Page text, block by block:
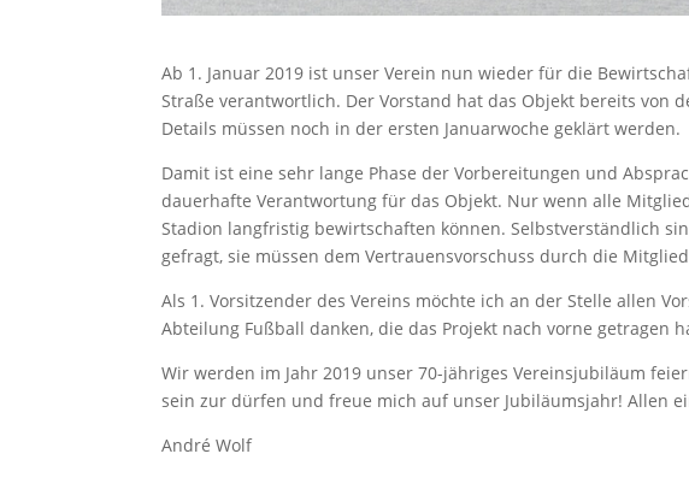
Ab 1. Januar 2019 ist unser Verein nun wieder für die
Straße verantwortlich. Der Vorstand hat das Objekt bereits von
Details müssen noch in der ersten Januarwoche geklärt werden.
Damit ist eine sehr lange Phase der Vorbereitungen und
dauerhafte Verantwortung für das Objekt. Nur wenn alle
Stadion langfristig bewirtschaften können. Selbstverständlich
gefragt, sie müssen dem Vertrauensvorschuss durch die
Als 1. Vorsitzender des Vereins möchte ich an der Stelle allen
Abteilung Fußball danken, die das Projekt nach vorne getragen
Wir werden im Jahr 2019 unser 70-jähriges Vereinsjubiläum
sein zur dürfen und freue mich auf unser Jubiläumsjahr! Allen
André Wolf